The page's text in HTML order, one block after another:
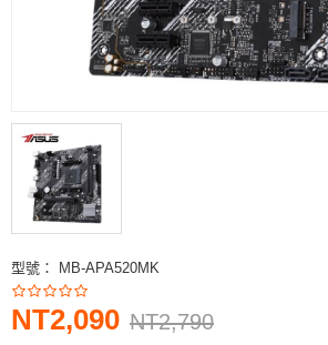
記憶體
INTEL主機板
AMD主機板
2.5 SSD
M.2 SSD
內接式硬碟
外接隨身碟
型號： MB-APA520MK
NT2,090 NT2,790